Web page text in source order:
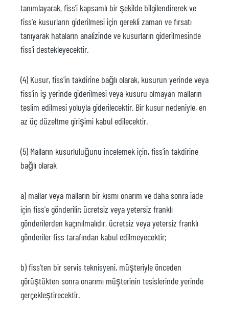
tanımlayarak, fiss'i kapsamlı bir şekilde bilgilendirerek ve
fiss'e kusurların giderilmesi için gerekli zaman ve fırsatı
tanıyarak hataların analizinde ve kusurların giderilmesinde
fiss'i destekleyecektir.
(4) Kusur, fiss'in takdirine bağlı olarak, kusurun yerinde veya
fiss'in iş yerinde giderilmesi veya kusuru olmayan malların
teslim edilmesi yoluyla giderilecektir. Bir kusur nedeniyle, en
az üç düzeltme girişimi kabul edilecektir.
(5) Malların kusurluluğunu incelemek için, fiss'in takdirine
bağlı olarak
a) mallar veya malların bir kısmı onarım ve daha sonra iade
için fiss'e gönderilir; ücretsiz veya yetersiz franklı
gönderilerden kaçınılmalıdır, ücretsiz veya yetersiz franklı
gönderiler fiss tarafından kabul edilmeyecektir;
b) fiss'ten bir servis teknisyeni, müşteriyle önceden
görüştükten sonra onarımı müşterinin tesislerinde yerinde
gerçekleştirecektir.